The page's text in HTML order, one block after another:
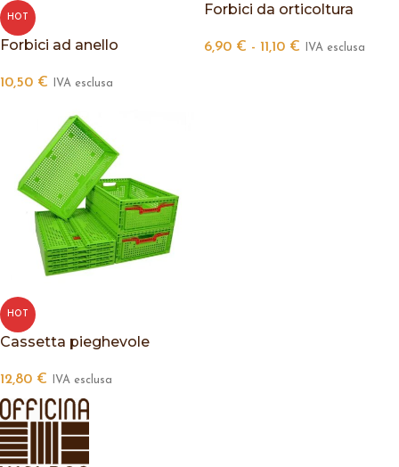
HOT
Forbici ad anello
10,50 € IVA esclusa
Forbici da orticoltura
6,90 € - 11,10 € IVA esclusa
HOT
Cassetta pieghevole
12,80 € IVA esclusa